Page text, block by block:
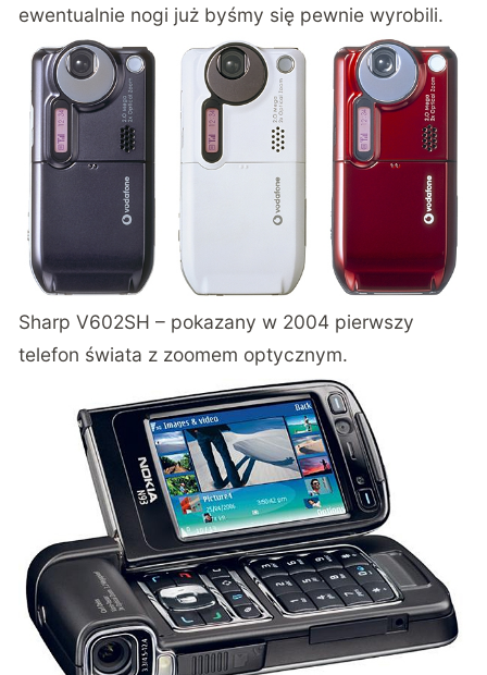
ewentualnie nogi już byśmy się pewnie wyrobili.
Sharp V602SH – pokazany w 2004 pierwszy
telefon świata z zoomem optycznym.